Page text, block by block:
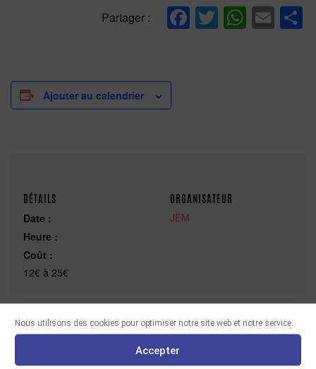
Nous utilisons des cookies pour optimiser notre site web et notre service.
Accepter
Partager : Facebook
Twitter
Ajouter au calendrier
DÉTAILS
Date :
Heure :
Coût :
12€ à 25€
ORGANISATEUR
JEM